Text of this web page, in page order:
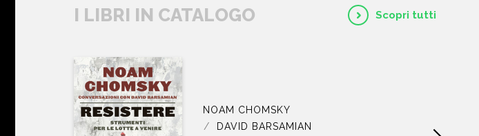
CONTATTI
I LIBRI IN CATALOGO Scopri tutti
NOAM CHOMSKY
DAVID BARSAMIAN